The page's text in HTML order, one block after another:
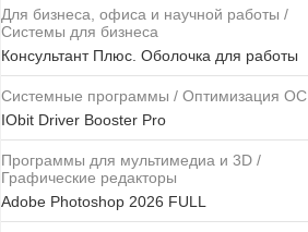
Для бизнеса, офиса и научной работы /
Системы для бизнеса
Консультант Плюс. Оболочка для работы
Системные программы / Оптимизация ОС
IObit Driver Booster Pro
Программы для мультимедиа и 3D /
Графические редакторы
Adobe Photoshop 2026 FULL